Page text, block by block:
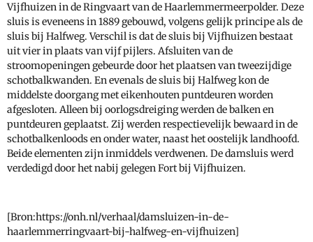
Vijfhuizen in de Ringvaart van de Haarlemmermeerpolder. Deze
sluis is eveneens in 1889 gebouwd, volgens gelijk principe als de
sluis bij Halfweg. Verschil is dat de sluis bij Vijfhuizen bestaat
uit vier in plaats van vijf pijlers. Afsluiten van de
stroomopeningen gebeurde door het plaatsen van tweezijdige
schotbalkwanden. En evenals de sluis bij Halfweg kon de
middelste doorgang met eikenhouten puntdeuren worden
afgesloten. Alleen bij oorlogsdreiging werden de balken en
puntdeuren geplaatst. Zij werden respectievelijk bewaard in de
schotbalkenloods en onder water, naast het oostelijk landhoofd.
Beide elementen zijn inmiddels verdwenen. De damsluis werd
verdedigd door het nabij gelegen Fort bij Vijfhuizen.
[Bron:https://onh.nl/verhaal/damsluizen-in-de-
haarlemmerringvaart-bij-halfweg-en-vijfhuizen]